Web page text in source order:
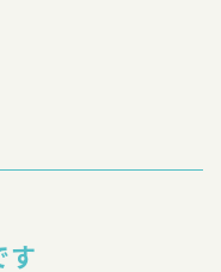
す